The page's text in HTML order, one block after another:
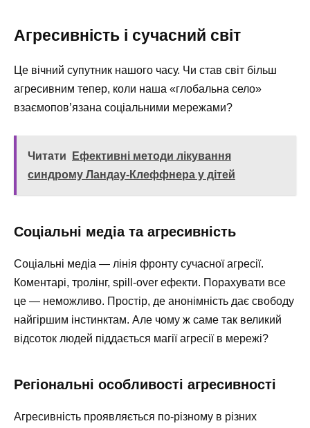
Агресивність і сучасний світ
Це вічний супутник нашого часу. Чи став світ більш
агресивним тепер, коли наша «глобальна село»
взаємопов’язана соціальними мережами?
Читати
Ефективні методи лікування
синдрому Ландау-Клеффнера у дітей
Соціальні медіа та агресивність
Соціальні медіа — лінія фронту сучасної агресії.
Коментарі, тролінг, spill-over ефекти. Порахувати все
це — неможливо. Простір, де анонімність дає свободу
найгіршим інстинктам. Але чому ж саме так великий
відсоток людей піддається магії агресії в мережі?
Регіональні особливості агресивності
Агресивність проявляється по-різному в різних